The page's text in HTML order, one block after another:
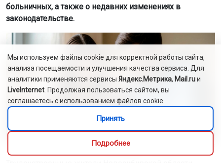
больничных, а также о недавних изменениях в
законодательстве.
фото сгенерировано нейросетью шедеврум
Мы используем файлы cookie для корректной работы сайта,
анализа посещаемости и улучшения качества сервиса. Для
аналитики применяются сервисы Яндекс.Метрика, Mail.ruи
LiveInternet . Продолжая пользоваться сайтом, вы
соглашаетесь с использованием файлов cookie.
Принять
Подробнее